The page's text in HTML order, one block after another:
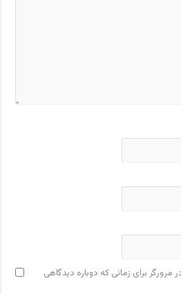
برای زمانی که دوباره دیدگاهی